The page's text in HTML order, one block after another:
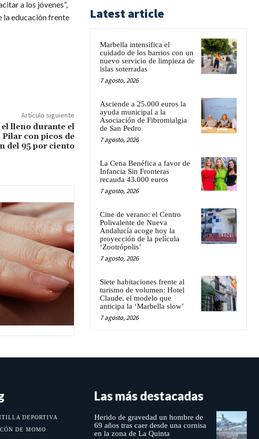
a los jóvenes”,
la educación frente
Artículo siguiente
lleno durante el
Pilar con picos de
del 95 por ciento
Latest article
Marbella intensifica el
cuidado de los barrios con un
nuevo servicio de limpieza de
islas soterradas
7 agosto, 2026
Asciende a 25.000 euros la
ayuda municipal a la
Asociación de Fibromialgia
de San Pedro
7 agosto, 2026
La Cena Benéfica a favor de
Infancia Sin Fronteras
recauda 43.000 euros
7 agosto, 2026
Cine de verano: el Centro
Polivalente de Nueva
Andalucía acoge hoy la
proyección de la película
‘Zootrópolis’
7 agosto, 2026
Siete habitaciones frente al
turismo de volumen: Hotel
Claude, el modelo que
anticipa la ‘Marbella slow’
7 agosto, 2026
DEPORTIVA
DE MOMO
Las más destacadas
Herido de gravedad un hombre de
69 años tras caer desde una cornisa
en la zona de La Quinta